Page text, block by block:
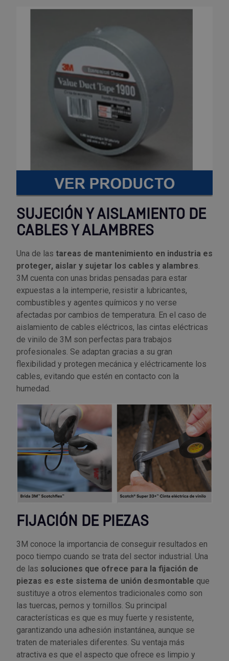
SUJECIÓN Y AISLAMIENTO DE
CABLES Y ALAMBRES
Una de las tareas de mantenimiento en industria es
proteger, aislar y sujetar los cables y alambres.
3M cuenta con unas bridas pensadas para estar
expuestas a la intemperie, resistir a lubricantes,
combustibles y agentes químicos y no verse
afectadas por cambios de temperatura. En el caso de
aislamiento de cables eléctricos, las cintas eléctricas
de vinilo de 3M son perfectas para trabajos
profesionales. Se adaptan gracias a su gran
flexibilidad y protegen mecánica y eléctricamente los
cables, evitando que estén en contacto con la
humedad.
FIJACIÓN DE PIEZAS
3M conoce la importancia de conseguir resultados en
poco tiempo cuando se trata del sector industrial. Una
de las soluciones que ofrece para la fijación de
piezas es este sistema de unión desmontable que
sustituye a otros elementos tradicionales como son
las tuercas, pernos y tornillos. Su principal
características es que es muy fuerte y resistente,
garantizando una adhesión instantánea, aunque se
traten de materiales diferentes. Su ventaja más
atractiva es que el aspecto que ofrece es limpio y